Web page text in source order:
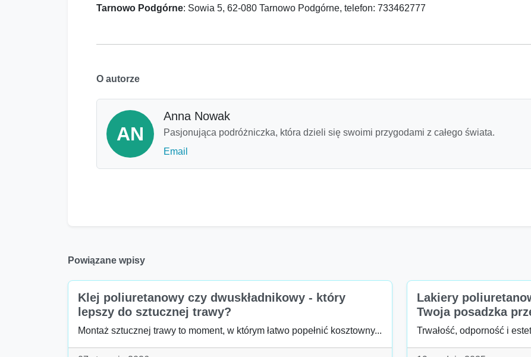
Tarnowo Podgórne: Sowia 5, 62-080 Tarnowo Podgórne, telefon: 733462777
O autorze
AN
Anna Nowak
Pasjonująca podróżniczka, która dzieli się swoimi przygodami z całego świata.
Email
Powiązane wpisy
Klej poliuretanowy czy dwuskładnikowy - który
lepszy do sztucznej trawy?
Montaż sztucznej trawy to moment, w którym łatwo popełnić kosztowny...
Lakiery
Twoja posadzka
Trwałość, odporność i